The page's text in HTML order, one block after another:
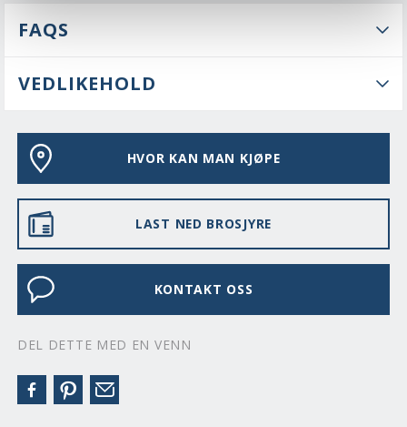
FAQS
VEDLIKEHOLD
HVOR KAN MAN KJØPE
LAST NED BROSJYRE
KONTAKT OSS
DEL DETTE MED EN VENN